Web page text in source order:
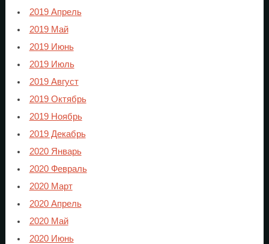
2019 Апрель
2019 Май
2019 Июнь
2019 Июль
2019 Август
2019 Октябрь
2019 Ноябрь
2019 Декабрь
2020 Январь
2020 Февраль
2020 Март
2020 Апрель
2020 Май
2020 Июнь